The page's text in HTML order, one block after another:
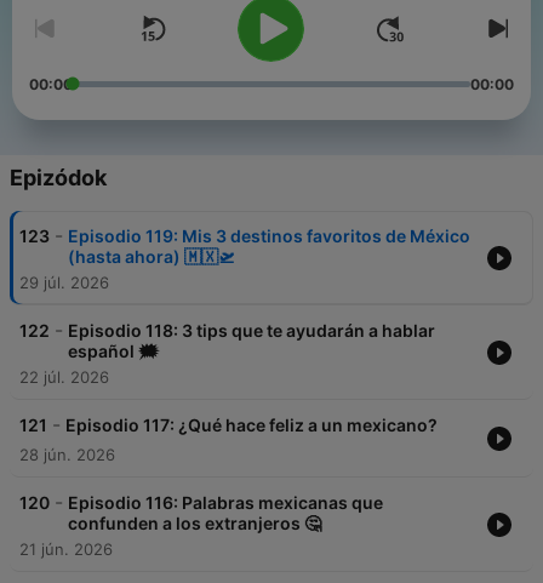
00:00 00:00
Epizódok
123 - Episodio 119: Mis 3 destinos favoritos de México
(hasta ahora) 🇲🇽🛫
29 júl. 2026
122 - Episodio 118: 3 tips que te ayudarán a hablar
español 🗯️
22 júl. 2026
121 - Episodio 117: ¿Qué hace feliz a un mexicano?
28 jún. 2026
120 - Episodio 116: Palabras mexicanas que
confunden a los extranjeros 🤔
21 jún. 2026